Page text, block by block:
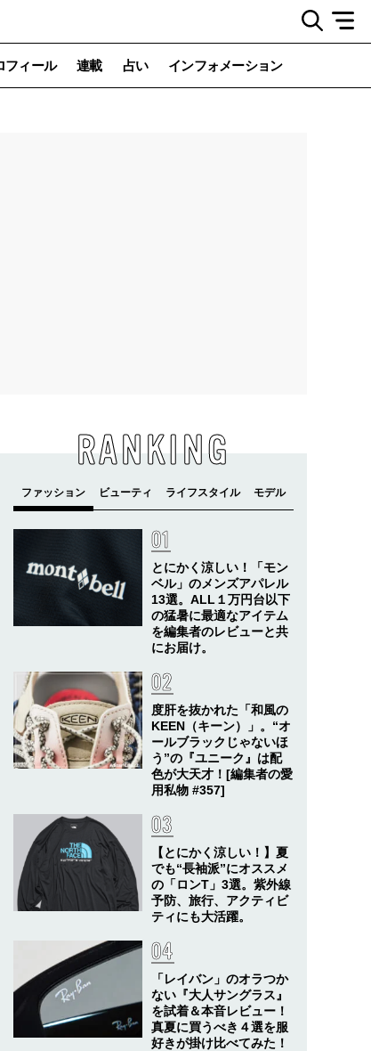
フィール 連載 占い インフォメーション
RANKING
とにかく涼しい！「モン
ベル」のメンズアパレル
13選。ALL１万円台以下
の猛暑に最適なアイテム
を編集者のレビューと共
にお届け。
度肝を抜かれた「和風の
KEEN（キーン）」。“オ
ールブラックじゃないほ
う”の『ユニーク』は配
色が大天才！[編集者の愛
用私物 #357]
【とにかく涼しい！】夏
でも“長袖派”にオススメ
の「ロンT」3選。紫外線
予防、旅行、アクティビ
ティにも大活躍。
「レイバン」のオラつか
ない『大人サングラス』
を試着＆本音レビュー！
真夏に買うべき４選を服
好きが掛け比べてみた！